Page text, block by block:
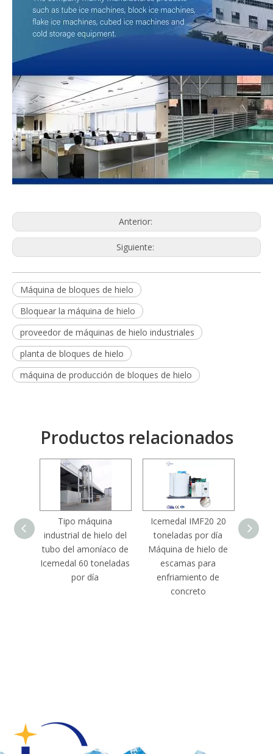
Anterior:
Siguiente:
Máquina de bloques de hielo
Bloquear la máquina de hielo
proveedor de máquinas de hielo industriales
planta de bloques de hielo
máquina de producción de bloques de hielo
Productos relacionados
Tipo máquina
industrial de hielo del
tubo del amoníaco de
Icemedal 60 toneladas
por día
Icemedal IMF20 20
toneladas por día
Máquina de hielo de
escamas para
enfriamiento de
concreto